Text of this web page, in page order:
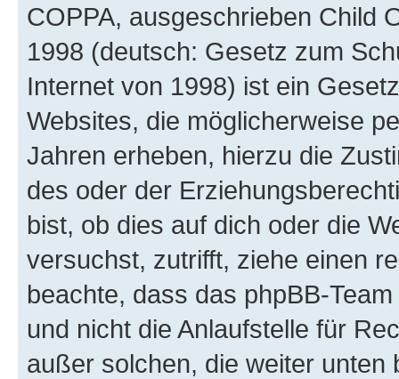
COPPA, ausgeschrieben Child
1998 (deutsch: Gesetz zum
Internet von 1998) ist ein
Websites, die möglicherweise
Jahren erheben, hierzu die
des oder der
bist, ob dies auf dich oder die
versuchst, zutrifft, ziehe einen
beachte, dass das phpBB-
und nicht die Anlaufstelle für
außer solchen, die weiter unten